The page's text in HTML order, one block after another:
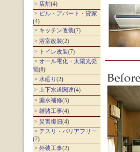
> 店舗(4)
> ビル・アパート・貸家
(4)
> キッチン改装(7)
> 浴室改装(2)
> トイレ改装(7)
> オール電化・太陽光発
電(8)
> 水廻り (2)
> 上下水道関連(4)
> 漏水補修(5)
> 雑諸工事(4)
> 災害復旧(4)
> テスリ・バリアフリー
(7)
> 外装工事(2)